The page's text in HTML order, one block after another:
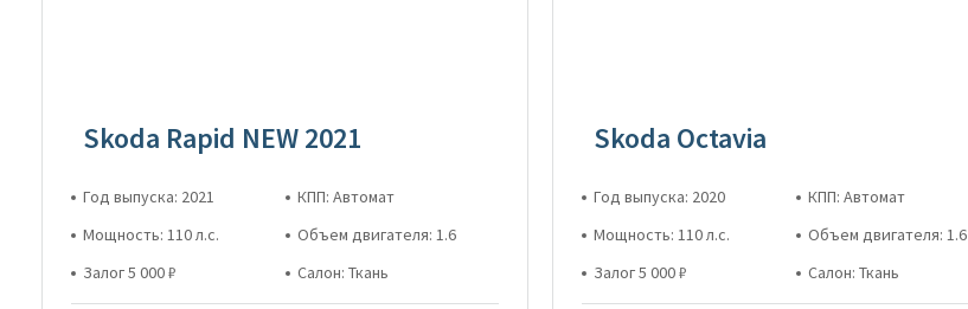
Skoda Rapid NEW 2021
Год выпуска: 2021
КПП: Автомат
Мощность: 110 л.с.
Объем двигателя: 1.6
Залог 5 000 ₽
Салон: Ткань
Skoda Octavia
Год выпуска: 2020
КПП: Автомат
Мощность: 110 л.с.
Объем двигателя: 1.6
Залог 5 000 ₽
Салон: Ткань